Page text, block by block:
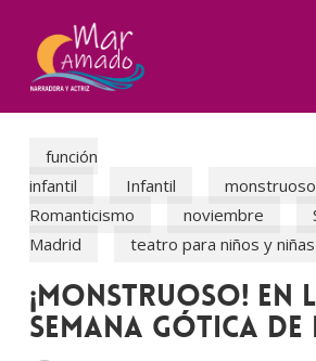
función
infantil
Infantil monstruoso
Romanticismo
noviembre
Madrid
teatro para niños y niñas
¡MONSTRUOSO! en
Semana Gótica